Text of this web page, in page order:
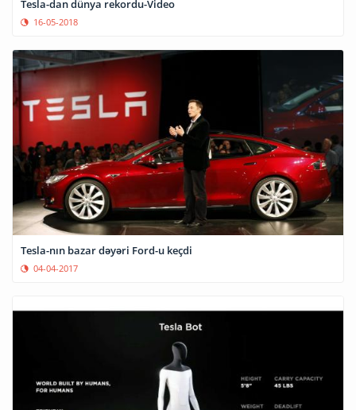
Tesla-dan dünya rekordu-Video
16-05-2018
Tesla-nın bazar dəyəri Ford-u keçdi
04-04-2017